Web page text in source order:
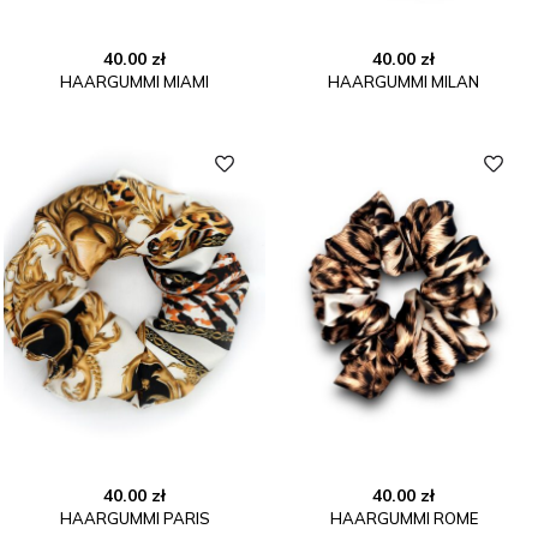
40.00 zł
HAARGUMMI MIAMI
40.00 zł
HAARGUMMI MILAN
40.00 zł
HAARGUMMI PARIS
40.00 zł
HAARGUMMI ROME